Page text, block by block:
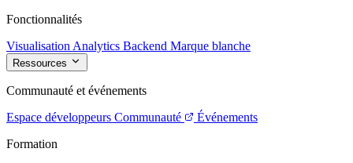
Fonctionnalités
Visualisation Analytics Backend Marque blanche
Ressources
Communauté et événements
Espace développeurs Communauté
Événements
Formation